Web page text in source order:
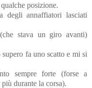
posizione.
degli annaffiatori lasciati
stava un giro avanti)
fa uno scatto e mi si
sempre forte (forse a
durante la corsa).